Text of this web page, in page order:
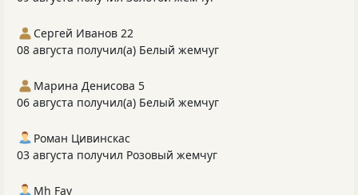
Сергей Иванов 22
08 августа получил(а) Белый жемчуг
Марина Денисова 5
06 августа получил(а) Белый жемчуг
Роман Цивинскас
03 августа получил Розовый жемчуг
Mh Fav